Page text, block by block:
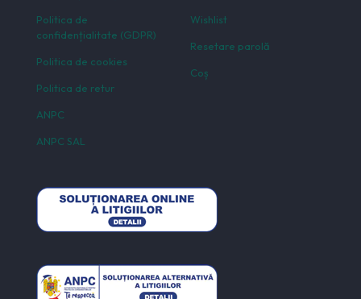
Politica de
confidențialitate (GDPR)
Politica de cookies
Politica de retur
ANPC
ANPC SAL
Wishlist
Resetare parolă
Coș